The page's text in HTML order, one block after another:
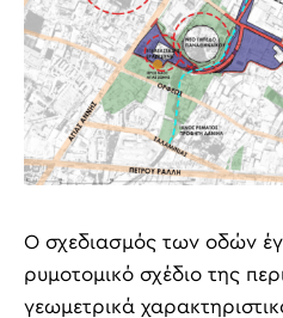
Ο σχεδιασμός των οδών
ρυμοτομικό σχέδιο της
γεωμετρικά